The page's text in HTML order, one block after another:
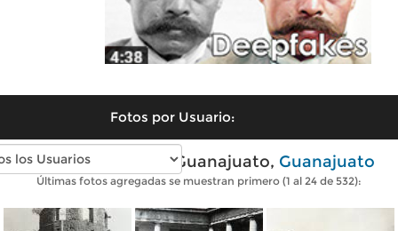
Fotos por Usuario:
Fotos antiguas de Guanajuato, Guanajuato
Últimas fotos agregadas se muestran primero (1 al 24 de 532):